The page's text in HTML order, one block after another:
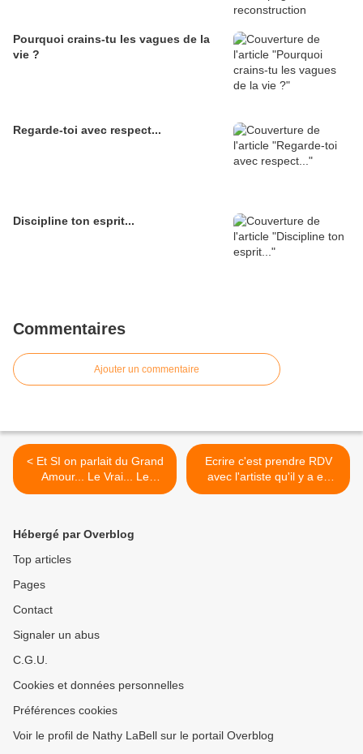
Pourquoi crains-tu les vagues de la
vie ?
Regarde-toi avec respect...
Discipline ton esprit...
Commentaires
Ajouter un commentaire
< Et SI on parlait du Grand
Amour... Le Vrai... Le
Beau... Ecoutez ces
Ecrire c'est prendre RDV
avec l'artiste qu'il y a en
toi... >
Hébergé par Overblog
Top articles
Pages
Contact
Signaler un abus
C.G.U.
Cookies et données personnelles
Préférences cookies
Voir le profil de Nathy LaBell sur le portail Overblog